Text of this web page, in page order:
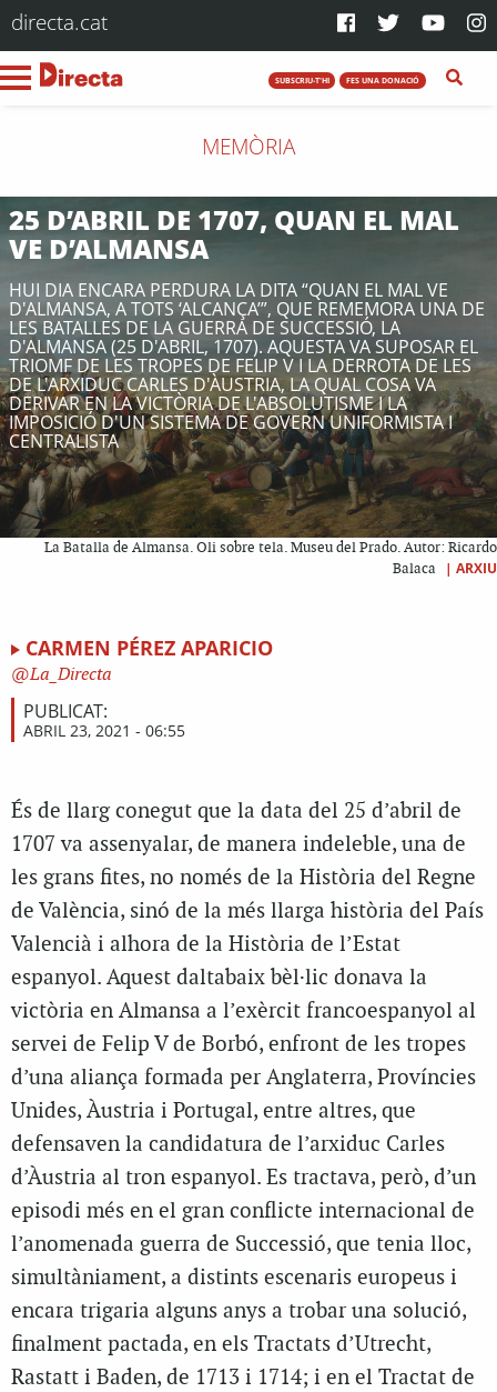
directa.cat
SUBSCRIU-T'HI FES UNA DONACIÓ
MEMÒRIA
25 D’ABRIL DE 1707, QUAN EL MAL
VE D’ALMANSA
HUI DIA ENCARA PERDURA LA DITA “QUAN EL MAL VE
D'ALMANSA, A TOTS ‘ALCANÇA’”, QUE REMEMORA UNA DE
LES BATALLES DE LA GUERRA DE SUCCESSIÓ, LA
D'ALMANSA (25 D'ABRIL, 1707). AQUESTA VA SUPOSAR EL
TRIOMF DE LES TROPES DE FELIP V I LA DERROTA DE LES
DE L'ARXIDUC CARLES D'ÀUSTRIA, LA QUAL COSA VA
DERIVAR EN LA VICTÒRIA DE L'ABSOLUTISME I LA
IMPOSICIÓ D'UN SISTEMA DE GOVERN UNIFORMISTA I
CENTRALISTA
La Batalla de Almansa. Oli sobre tela. Museu del Prado. Autor: Ricardo
Balaca
| ARXIU
CARMEN PÉREZ APARICIO
La_Directa
PUBLICAT:
ABRIL 23, 2021 - 06:55
És de llarg conegut que la data del 25 d’abril de
1707 va assenyalar, de manera indeleble, una de
les grans fites, no només de la Història del Regne
de València, sinó de la més llarga història del País
Valencià i alhora de la Història de l’Estat
espanyol. Aquest daltabaix bèl·lic donava la
victòria en Almansa a l’exèrcit francoespanyol al
servei de Felip V de Borbó, enfront de les tropes
d’una aliança formada per Anglaterra, Províncies
Unides, Àustria i Portugal, entre altres, que
defensaven la candidatura de l’arxiduc Carles
d’Àustria al tron espanyol. Es tractava, però, d’un
episodi més en el gran conflicte internacional de
l’anomenada guerra de Successió, que tenia lloc,
simultàniament, a distints escenaris europeus i
encara trigaria alguns anys a trobar una solució,
finalment pactada, en els Tractats d’Utrecht,
Rastatt i Baden, de 1713 i 1714; i en el Tractat de